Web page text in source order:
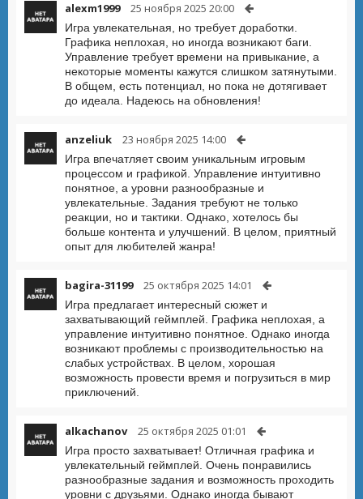
alexm1999 25 ноября 2025 20:00
Игра увлекательная, но требует доработки.
Графика неплохая, но иногда возникают баги.
Управление требует времени на привыкание, а
некоторые моменты кажутся слишком затянутыми.
В общем, есть потенциал, но пока не дотягивает
до идеала. Надеюсь на обновления!
anzeliuk 23 ноября 2025 14:00
Игра впечатляет своим уникальным игровым
процессом и графикой. Управление интуитивно
понятное, а уровни разнообразные и
увлекательные. Задания требуют не только
реакции, но и тактики. Однако, хотелось бы
больше контента и улучшений. В целом, приятный
опыт для любителей жанра!
bagira-31199 25 октября 2025 14:01
Игра предлагает интересный сюжет и
захватывающий геймплей. Графика неплохая, а
управление интуитивно понятное. Однако иногда
возникают проблемы с производительностью на
слабых устройствах. В целом, хорошая
возможность провести время и погрузиться в мир
приключений.
alkachanov 25 октября 2025 01:01
Игра просто захватывает! Отличная графика и
увлекательный геймплей. Очень понравились
разнообразные задания и возможность проходить
уровни с друзьями. Однако иногда бывают